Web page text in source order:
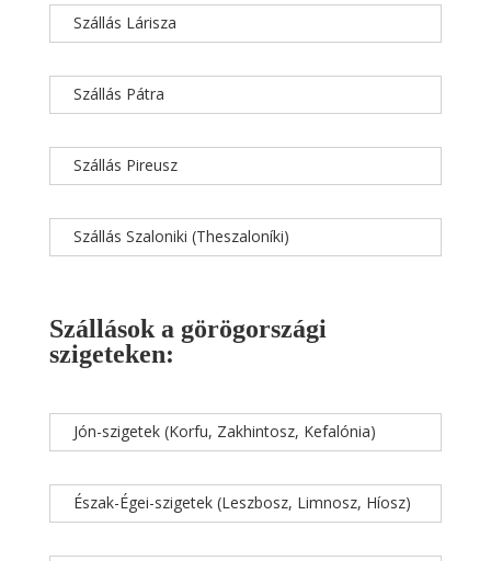
Szállás Lárisza
Szállás Pátra
Szállás Pireusz
Szállás Szaloniki (Theszaloníki)
Szállások a görögországi
szigeteken:
Jón-szigetek (Korfu, Zakhintosz, Kefalónia)
Észak-Égei-szigetek (Leszbosz, Limnosz, Híosz)